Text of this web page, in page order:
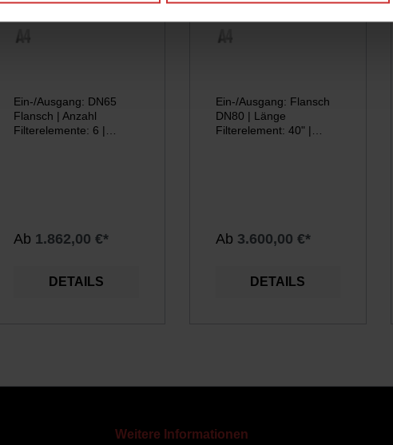
DN65
Ein-/Ausgang: DN65
Flansch | Anzahl
Filterelemente: 6 |
Ab 1.862,00 €*
DETAILS
DN80
Ein-/Ausgang: Flansch
DN80 | Länge
Filterelement: 40" |
Ab 3.600,00 €*
DETAILS
Weitere Informationen